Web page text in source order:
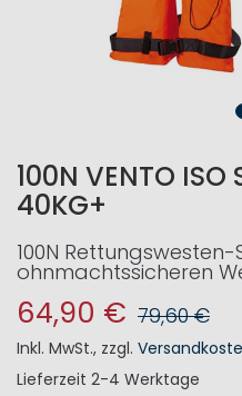
100N VENTO ISO
40KG+
100N
ohnmachtssicheren
64,90 € 79,60 €
Inkl. MwSt., zzgl.
Lieferzeit 2-4 Werktage